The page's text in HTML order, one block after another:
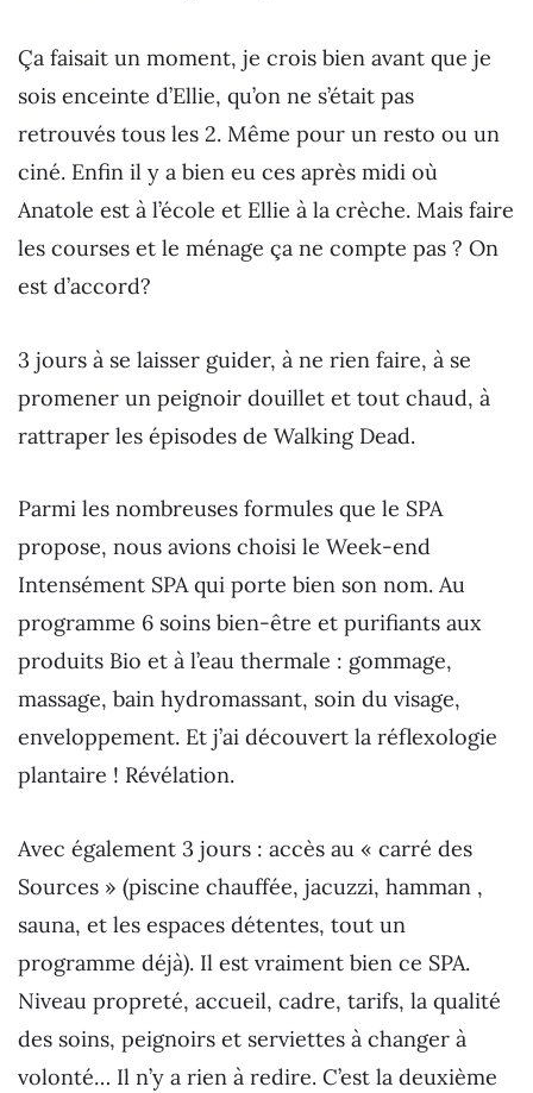
Ça faisait un moment, je crois bien avant que je
sois enceinte d’Ellie, qu’on ne s’était pas
retrouvés tous les 2. Même pour un resto ou un
ciné. Enfin il y a bien eu ces après midi où
Anatole est à l’école et Ellie à la crèche. Mais faire
les courses et le ménage ça ne compte pas ? On
est d’accord?
3 jours à se laisser guider, à ne rien faire, à se
promener un peignoir douillet et tout chaud, à
rattraper les épisodes de Walking Dead.
Parmi les nombreuses formules que le SPA
propose, nous avions choisi le Week-end
Intensément SPA qui porte bien son nom. Au
programme 6 soins bien-être et purifiants aux
produits Bio et à l’eau thermale : gommage,
massage, bain hydromassant, soin du visage,
enveloppement. Et j’ai découvert la réflexologie
plantaire ! Révélation.
Avec également 3 jours : accès au « carré des
Sources » (piscine chauffée, jacuzzi, hamman ,
sauna, et les espaces détentes, tout un
programme déjà). Il est vraiment bien ce SPA.
Niveau propreté, accueil, cadre, tarifs, la qualité
des soins, peignoirs et serviettes à changer à
volonté… Il n’y a rien à redire. C’est la deuxième